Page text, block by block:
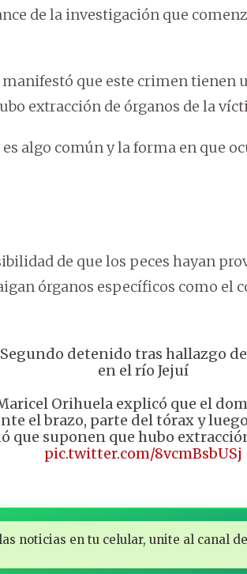
de la investigación que
manifestó que este crimen tienen
extracción de órganos de la
algo común y la forma en que
de que los peces hayan
órganos específicos como el
Segundo detenido tras hallazgo
en el río Jejuí
Maricel Orihuela explicó que el
el brazo, parte del tórax y
que suponen que hubo
pic.twitter.com/8vcmBsbUSj
noticias en tu celular, unite al canal